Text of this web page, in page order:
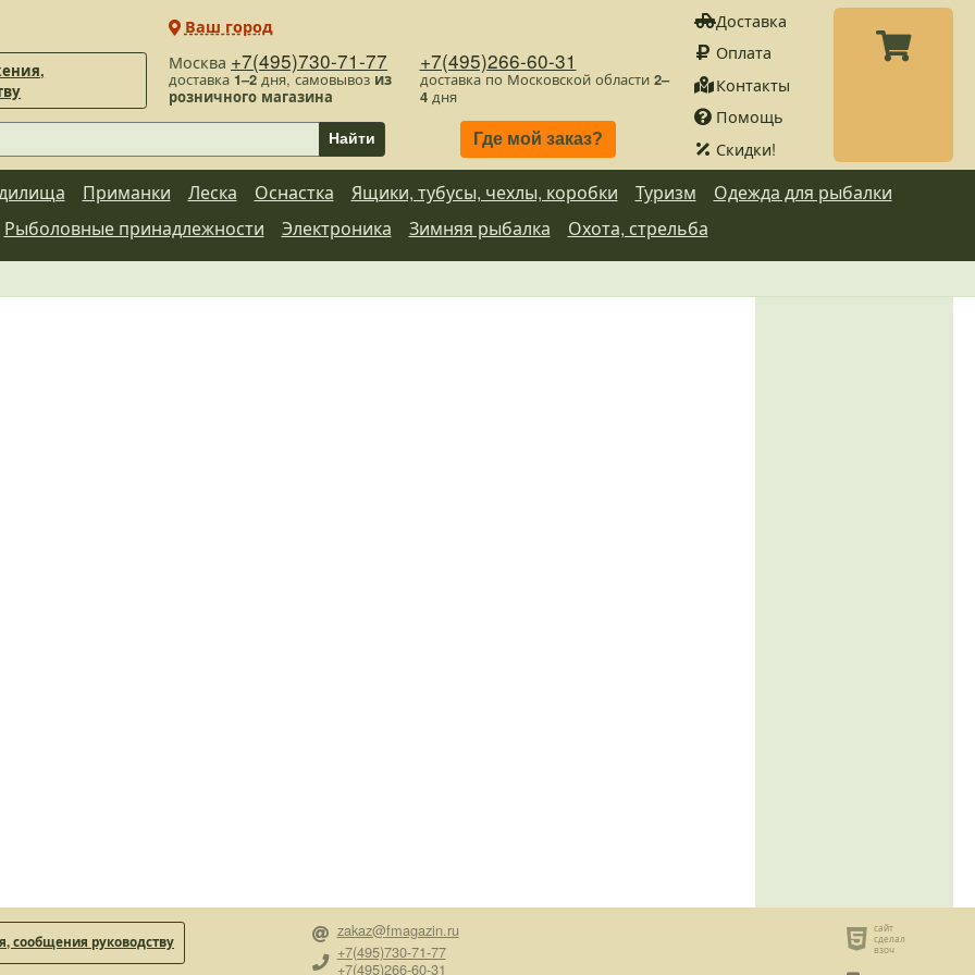
Доставка
Оплата
Контакты
Помощь
Скидки!
Москва +7(495)730-71-77
доставка 1–2дня, самовывоз из
розничного магазина
+7(495)266-60-31
доставка по Московской области 2–
4дня
Ваш город
Где мой заказ?
Найти
Приманки Леска Оснастка Ящики, тубусы, чехлы, коробки Туризм
Одежда для рыбалки
Рыболовные принадлежности
Электроника Зимняя рыбалка Охота, стрельба
сообщения руководству
zakaz@fmagazin.ru
+7(495)730-71-77
+7(495)266-60-31